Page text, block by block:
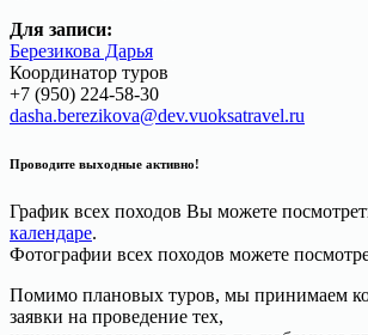
Для записи:
Березикова Дарья
Координатор туров
+7 (950) 224-58-30
dasha.berezikova@dev.vuoksatravel.ru
Проводите выходные активно!
График всех походов Вы можете
календаре.
Фотографии всех походов можете
Помимо плановых туров, мы принимаем
заявки на проведение тех,